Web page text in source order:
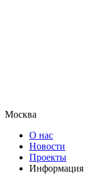
Москва
О нас
Новости
Проекты
Информация